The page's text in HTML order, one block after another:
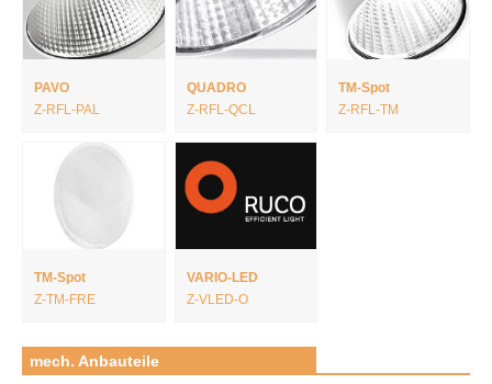
PAVO
Z-RFL-PAL
QUADRO
Z-RFL-QCL
TM-Spot
Z-RFL-TM
TM-Spot
Z-TM-FRE
VARIO-LED
Z-VLED-O
mech. Anbauteile